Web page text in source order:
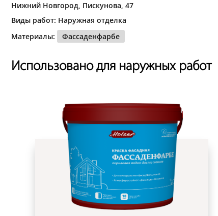
Нижний Новгород, Пискунова, 47
Виды работ: Наружная отделка
Материалы:
Фассаденфарбе
Использовано для наружных работ